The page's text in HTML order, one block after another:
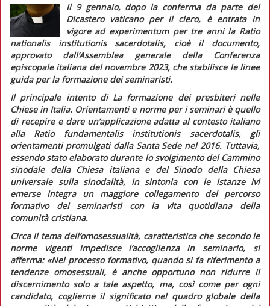
Il 9 gennaio, dopo la conferma da parte del
Dicastero vaticano per il clero, è entrata in
vigore ad experimentum per tre anni la Ratio
nationalis institutionis sacerdotalis, cioè il documento,
approvato dall’Assemblea generale della Conferenza
episcopale italiana del novembre 2023, che stabilisce le linee
guida per la formazione dei seminaristi.
Il principale intento di La formazione dei presbiteri nelle
Chiese in Italia. Orientamenti e norme per i seminariè quello
di recepire e dare un’applicazione adatta al contesto italiano
alla Ratio fundamentalis institutionis sacerdotalis,gli
orientamenti promulgati dalla Santa Sede nel 2016. Tuttavia,
essendo stato elaborato durante lo svolgimento del Cammino
sinodale della Chiesa italiana e del Sinodo della Chiesa
universale sulla sinodalità, in sintonia con le istanze ivi
emerse integra un maggiore collegamento del percorso
formativo dei seminaristi con la vita quotidiana della
comunità cristiana.
Circa il tema dell’omosessualità, caratteristica che secondo le
norme vigenti impedisce l’accoglienza in seminario, si
afferma: «Nel processo formativo, quando si fa riferimento a
tendenze omosessuali, è anche opportuno non ridurre il
discernimento solo a tale aspetto, ma, così come per ogni
candidato, coglierne il significato nel quadro globale della